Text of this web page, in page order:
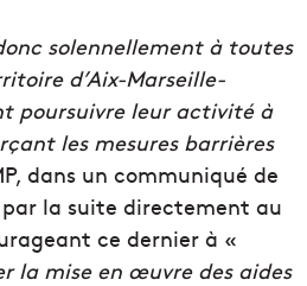
solennellement à toutes
d’Aix-Marseille-
poursuivre leur activité à
les mesures barrières
dans un communiqué de
par la suite directement au
ce dernier à «
la mise en œuvre des aides